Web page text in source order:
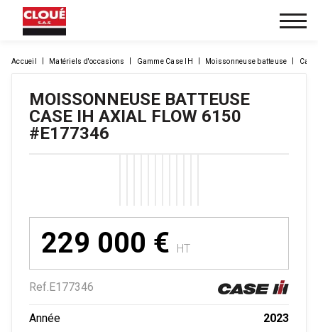
Accueil Matériels d'occasions Gamme Case IH Moissonneuse batteuse
MOISSONNEUSE BATTEUSE
CASE IH AXIAL FLOW 6150
#E177346
229 000 € HT
Ref. E177346
Année 2023